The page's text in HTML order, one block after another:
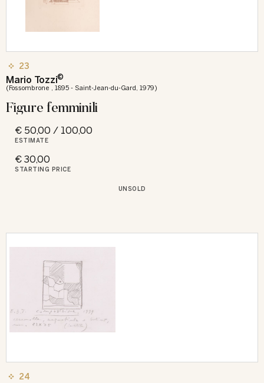
23
Mario Tozzi©
(Fossombrone , 1895 - Saint-Jean-du-Gard, 1979)
Figure femminili
€ 50,00 / 100,00
ESTIMATE
€ 30,00
STARTING PRICE
UNSOLD
24